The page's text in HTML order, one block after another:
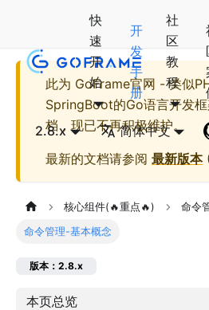
快
速
开
始
开
发
手
册
社
区
教
程
2.8.x 简体中文
此为 GoFrame官网 - 类似
SpringBoot的Go语言开发
档，现已不再积极维护。
最新的文档请参阅 最新版本
核心组件(🔥重点🔥) 命令
命令管理-基本概念
版本：2.8.x
本页总览